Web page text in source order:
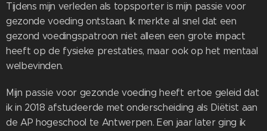
Tijdens mijn verleden als topsporter is mijn passie voor
gezonde voeding ontstaan. Ik merkte al snel dat een
gezond voedingspatroon niet alleen een grote impact
heeft op de fysieke prestaties, maar ook op het mentaal
welbevinden.
Mijn passie voor gezonde voeding heeft ertoe geleid dat
ik in 2018 afstudeerde met onderscheiding als Diëtist aan
de AP hogeschool te Antwerpen. Een jaar later ging ik